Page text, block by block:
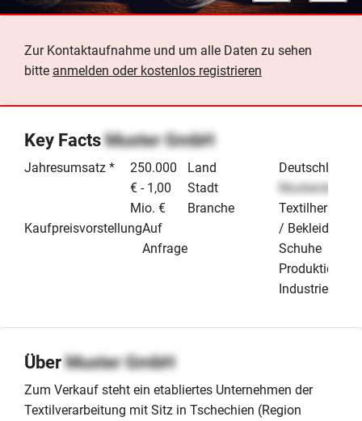
Zur Kontaktaufnahme und um alle Daten zu sehen
bitte anmelden oder kostenlos registrieren
Key FactsMuster GmbH
Jahresumsatz *
250.000
€ - 1,00
Mio. €
KaufpreisvorstellungAuf
Anfrage
Land
Deutschland
Stadt
Musterstadt
Branche
/ Bekleidung /
Schuhe
Produktion &
Industrie
ÜberMuster GmbH
Zum Verkauf steht ein etabliertes Unternehmen der
Textilverarbeitung mit Sitz in Tschechien (Region